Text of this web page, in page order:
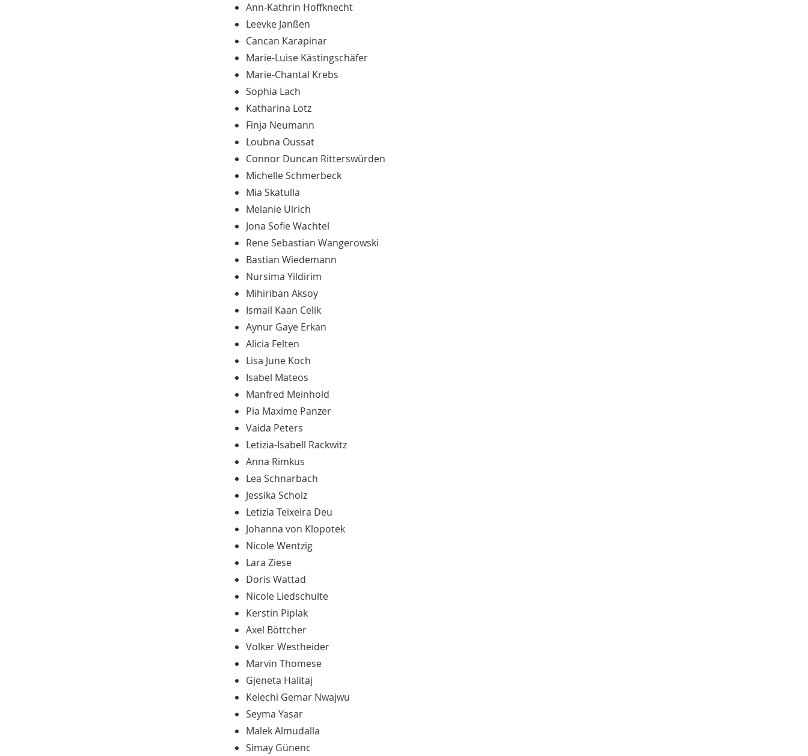
Ann-Kathrin Hoffknecht
Leevke Janßen
Cancan Karapinar
Marie-Luise Kästingschäfer
Marie-Chantal Krebs
Sophia Lach
Katharina Lotz
Finja Neumann
Loubna Oussat
Connor Duncan Ritterswürden
Michelle Schmerbeck
Mia Skatulla
Melanie Ulrich
Jona Sofie Wachtel
Rene Sebastian Wangerowski
Bastian Wiedemann
Nursima Yildirim
Mihiriban Aksoy
Ismail Kaan Celik
Aynur Gaye Erkan
Alicia Felten
Lisa June Koch
Isabel Mateos
Manfred Meinhold
Pia Maxime Panzer
Vaida Peters
Letizia-Isabell Rackwitz
Anna Rimkus
Lea Schnarbach
Jessika Scholz
Letizia Teixeira Deu
Johanna von Klopotek
Nicole Wentzig
Lara Ziese
Doris Wattad
Nicole Liedschulte
Kerstin Piplak
Axel Böttcher
Volker Westheider
Marvin Thomese
Gjeneta Halitaj
Kelechi Gemar Nwajwu
Seyma Yasar
Malek Almudalla
Simay Günenc